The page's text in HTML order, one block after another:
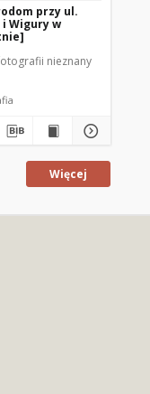
przy ul.
Wigury w
nieznany
Więcej